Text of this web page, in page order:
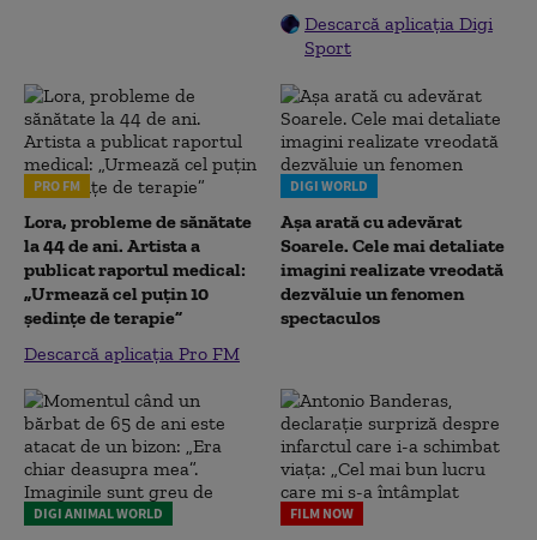
Descarcă aplicația Digi
Sport
PRO FM
Lora, probleme de sănătate
la 44 de ani. Artista a
publicat raportul medical:
„Urmează cel puțin 10
ședințe de terapie”
Descarcă aplicația Pro FM
DIGI WORLD
Așa arată cu adevărat
Soarele. Cele mai detaliate
imagini realizate vreodată
dezvăluie un fenomen
spectaculos
DIGI ANIMAL WORLD FILM NOW